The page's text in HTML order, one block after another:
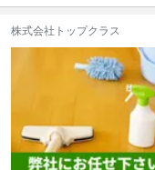
株式会社トップクラス